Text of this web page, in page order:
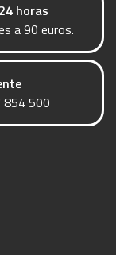
horas
a 90 euros.
854 500